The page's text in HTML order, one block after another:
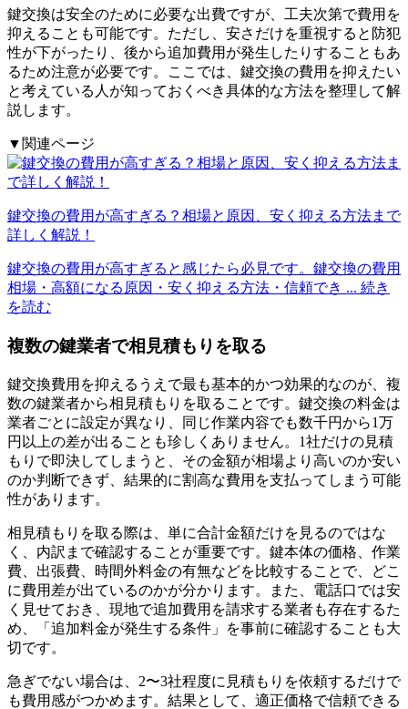
鍵交換は安全のために必要な出費ですが、工夫次第で費用を
抑えることも可能です。ただし、安さだけを重視すると防犯
性が下がったり、後から追加費用が発生したりすることもあ
るため注意が必要です。ここでは、鍵交換の費用を抑えたい
と考えている人が知っておくべき具体的な方法を整理して解
説します。
▼関連ページ
鍵交換の費用が高すぎる？相場と原因、安く抑える方法まで
詳しく解説！
鍵交換の費用が高すぎると感じたら必見です。鍵交換の費用
相場・高額になる原因・安く抑える方法・信頼でき ... 続き
を読む
複数の鍵業者で相見積もりを取る
鍵交換費用を抑えるうえで最も基本的かつ効果的なのが、複
数の鍵業者から相見積もりを取ることです。鍵交換の料金は
業者ごとに設定が異なり、同じ作業内容でも数千円から1万
円以上の差が出ることも珍しくありません。1社だけの見積
もりで即決してしまうと、その金額が相場より高いのか安い
のか判断できず、結果的に割高な費用を支払ってしまう可能
性があります。
相見積もりを取る際は、単に合計金額だけを見るのではな
く、内訳まで確認することが重要です。鍵本体の価格、作業
費、出張費、時間外料金の有無などを比較することで、どこ
に費用差が出ているのかが分かります。また、電話口では安
く見せておき、現地で追加費用を請求する業者も存在するた
め、「追加料金が発生する条件」を事前に確認することも大
切です。
急ぎでない場合は、2〜3社程度に見積もりを依頼するだけで
も費用感がつかめます。結果として、適正価格で信頼できる